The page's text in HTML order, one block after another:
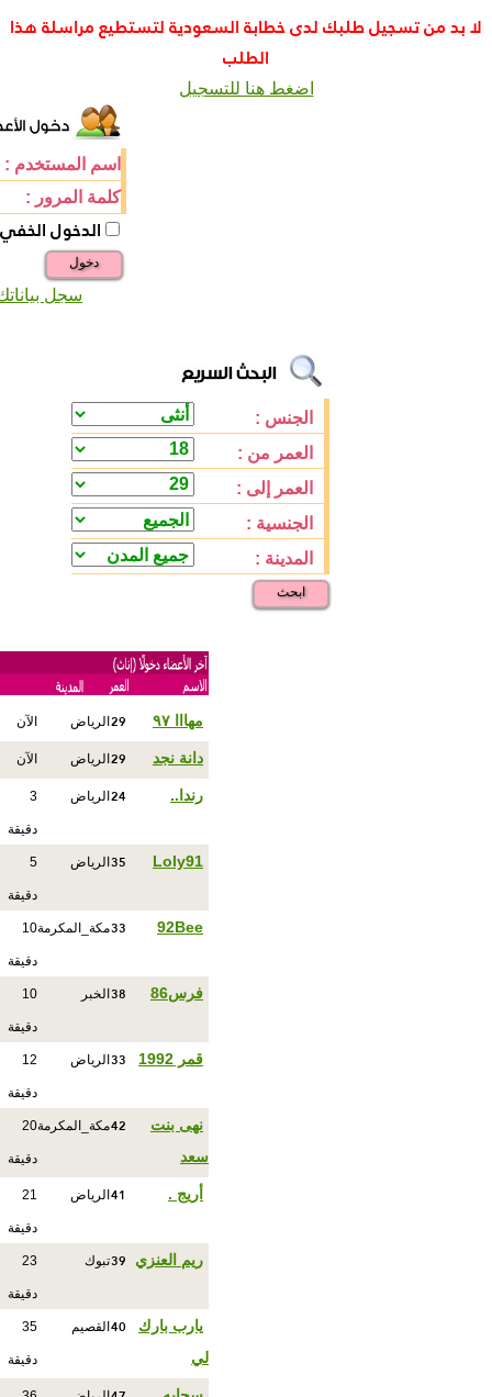
لا بد من تسجيل طلبك لدى خطابة السعودية لتستطيع مراسلة هذا
الطلب
اضغط هنا للتسجيل
اسم المستخدم :
كلمة المرور :
الدخول الخفي
دخول
سجل
الجنس :
العمر من :
العمر إلى :
الجنسية :
المدينة :
ابحث
مهااا ٩٧ 29 الرياض الآن
دانة نجد 29 الرياض الآن
رندا.. 24 الرياض 3
دقيقة
Loly91
35 الرياض 5
دقيقة
92Bee
33مكة_المكرمة10
دقيقة
فرس86 38 الخبر 10
دقيقة
قمر 1992 33 الرياض 12
دقيقة
نهى بنت
سعد
42مكة_المكرمة20
دقيقة
أريج . 41 الرياض 21
دقيقة
ريم العنزي 39تبوك 23
دقيقة
يارب بارك
لي
40 القصيم 35
دقيقة